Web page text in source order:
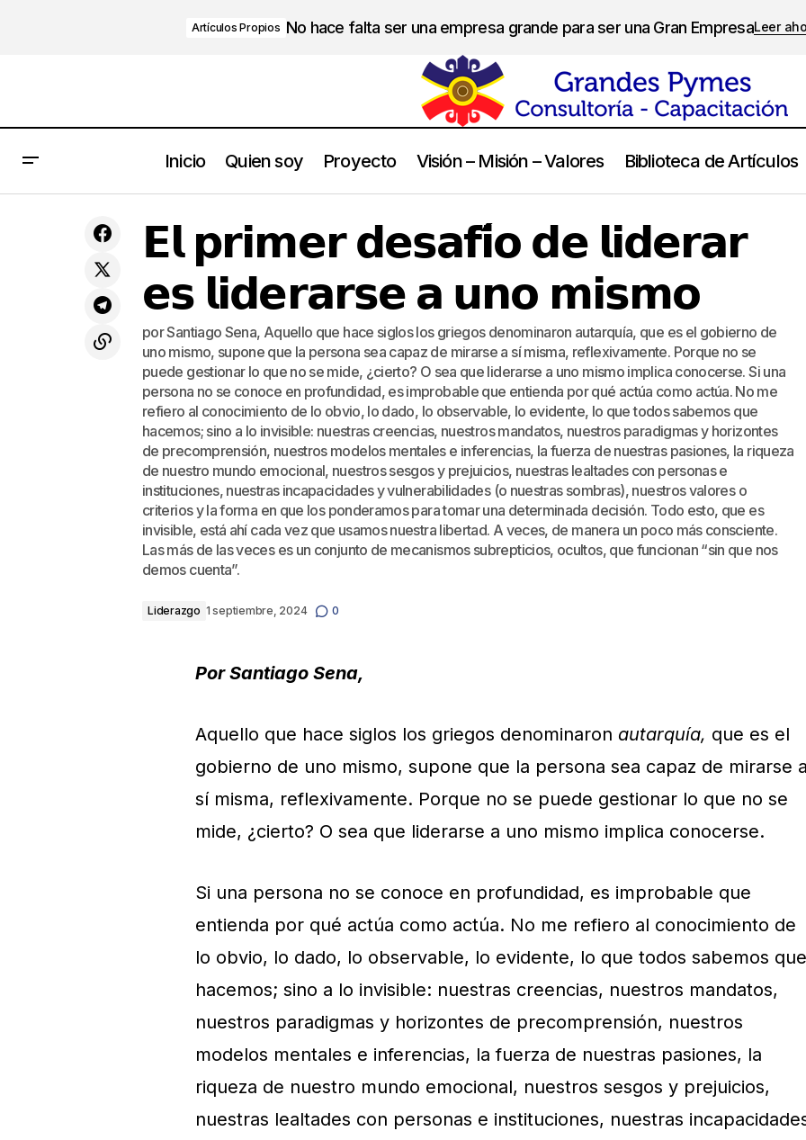
Artículos Propios No hace falta ser una empresa grande para ser una Gran EmpresaLeer
Inicio Quien soy Proyecto Visión – Misión – Valores Biblioteca de Artículos
𝗖𝗵𝗮𝗿𝗹𝗲𝘀 𝗛𝗮𝗻𝗱𝘆 𝗘𝗹 𝗽𝗿𝗶𝗺𝗲𝗿 𝗱𝗲𝘀𝗮𝗳𝗶́𝗼 𝗱𝗲 𝗹𝗶𝗱𝗲𝗿𝗮𝗿 𝗲𝘀 𝗹𝗶𝗱𝗲𝗿𝗮𝗿𝘀𝗲 𝗮 𝘂𝗻𝗼
𝗘𝗹 𝗽𝗿𝗶𝗺𝗲𝗿 𝗱𝗲𝘀𝗮𝗳𝗶́𝗼 𝗱𝗲 𝗹𝗶𝗱𝗲𝗿𝗮𝗿
𝗲𝘀 𝗹𝗶𝗱𝗲𝗿𝗮𝗿𝘀𝗲 𝗮 𝘂𝗻𝗼 𝗺𝗶𝘀𝗺𝗼
por Santiago Sena, Aquello que hace siglos los griegos denominaron autarquía, que es el gobierno de
uno mismo, supone que la persona sea capaz de mirarse a sí misma, reflexivamente. Porque no se
puede gestionar lo que no se mide, ¿cierto? O sea que liderarse a uno mismo implica conocerse. Si una
persona no se conoce en profundidad, es improbable que entienda por qué actúa como actúa. No me
refiero al conocimiento de lo obvio, lo dado, lo observable, lo evidente, lo que todos sabemos que
hacemos; sino a lo invisible: nuestras creencias, nuestros mandatos, nuestros paradigmas y horizontes
de precomprensión, nuestros modelos mentales e inferencias, la fuerza de nuestras pasiones, la riqueza
de nuestro mundo emocional, nuestros sesgos y prejuicios, nuestras lealtades con personas e
instituciones, nuestras incapacidades y vulnerabilidades (o nuestras sombras), nuestros valores o
criterios y la forma en que los ponderamos para tomar una determinada decisión. Todo esto, que es
invisible, está ahí cada vez que usamos nuestra libertad. A veces, de manera un poco más consciente.
Las más de las veces es un conjunto de mecanismos subrepticios, ocultos, que funcionan “sin que nos
demos cuenta”.
Liderazgo 1 septiembre, 2024 0
Por Santiago Sena,
Aquello que hace siglos los griegos denominaron autarquía, que es el
gobierno de uno mismo, supone que la persona sea capaz de mirarse
sí misma, reflexivamente. Porque no se puede gestionar lo que no se
mide, ¿cierto? O sea que liderarse a uno mismo implica conocerse.
Si una persona no se conoce en profundidad, es improbable que
entienda por qué actúa como actúa. No me refiero al conocimiento de
lo obvio, lo dado, lo observable, lo evidente, lo que todos sabemos que
hacemos; sino a lo invisible: nuestras creencias, nuestros mandatos,
nuestros paradigmas y horizontes de precomprensión, nuestros
modelos mentales e inferencias, la fuerza de nuestras pasiones, la
riqueza de nuestro mundo emocional, nuestros sesgos y prejuicios,
nuestras lealtades con personas e instituciones, nuestras